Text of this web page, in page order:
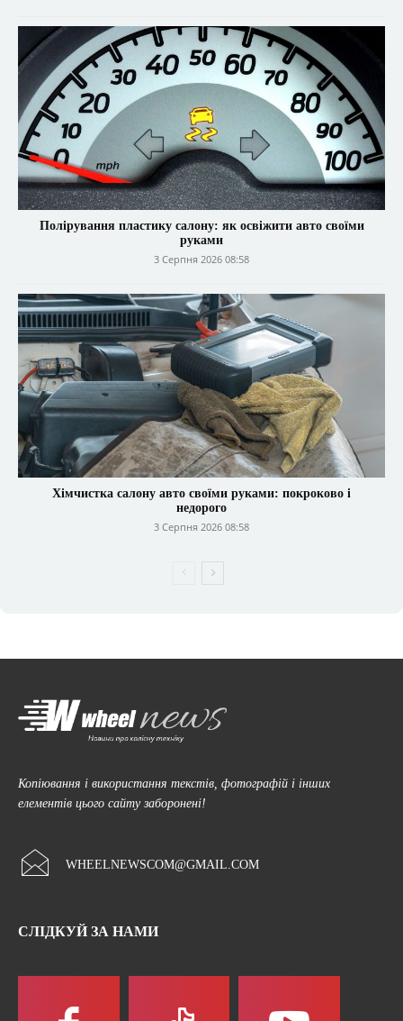
Полірування пластику салону: як освіжити авто своїми
руками
3 Серпня 2026 08:58
Хімчистка салону авто своїми руками: покроково і
недорого
3 Серпня 2026 08:58
Копіювання і використання текстів, фотографій і інших
елементів цього сайту заборонені!
WHEELNEWSCOM@GMAIL.COM
СЛІДКУЙ ЗА НАМИ